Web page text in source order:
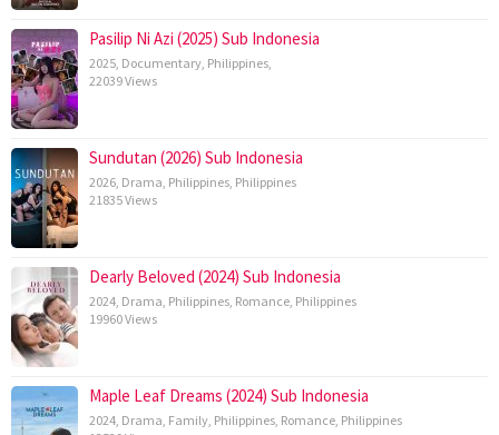
Pasilip Ni Azi (2025) Sub Indonesia
2025 Documentary Philippines
22039 Views
Sundutan (2026) Sub Indonesia
2026 Drama Philippines Philippines
21835 Views
Dearly Beloved (2024) Sub Indonesia
2024 Drama Philippines Romance Philippines
19960 Views
Maple Leaf Dreams (2024) Sub Indonesia
2024 Drama Family Philippines Romance Philippines